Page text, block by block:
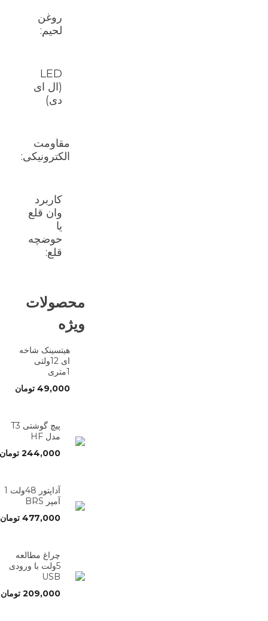
روغن
لحیم:
LED
(ال ای
دی)
مقاومت
الکترونیکی:
کاربرد
وان قلع
یا
حوضچه
قلع:
محصولات
ویژه
هیتسینک شاخه
ای 12ولتی
1متری
49,000 تومان
پیچ گوشتی T3
مدل HF
244,000 تومان
آداپتور 48ولت 1
آمپر BRS
477,000 تومان
چراغ مطالعه
5ولت با ورودی
USB
209,000 تومان